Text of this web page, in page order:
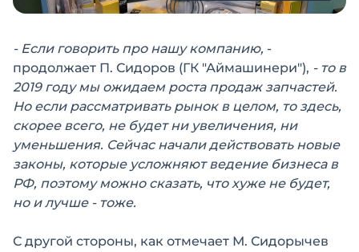
- Если говорить про нашу компанию, -
продолжает П. Сидоров (ГК "Аймашинери"), - то в
2019 году мы ожидаем роста продаж запчастей.
Но если рассматривать рынок в целом, то здесь,
скорее всего, не будет ни увеличения, ни
уменьшения. Сейчас начали действовать новые
законы, которые усложняют ведение бизнеса в
РФ, поэтому можно сказать, что хуже не будет,
но и лучше - тоже.
С другой стороны, как отмечает М. Сидорычев